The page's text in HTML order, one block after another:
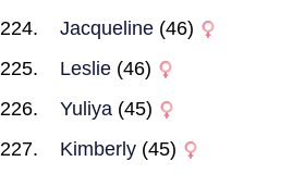
Jacqueline (46)
Leslie (46)
Yuliya (45)
Kimberly (45)